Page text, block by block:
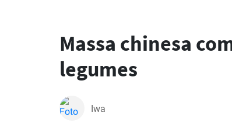
Massa chinesa
legumes
Iwa